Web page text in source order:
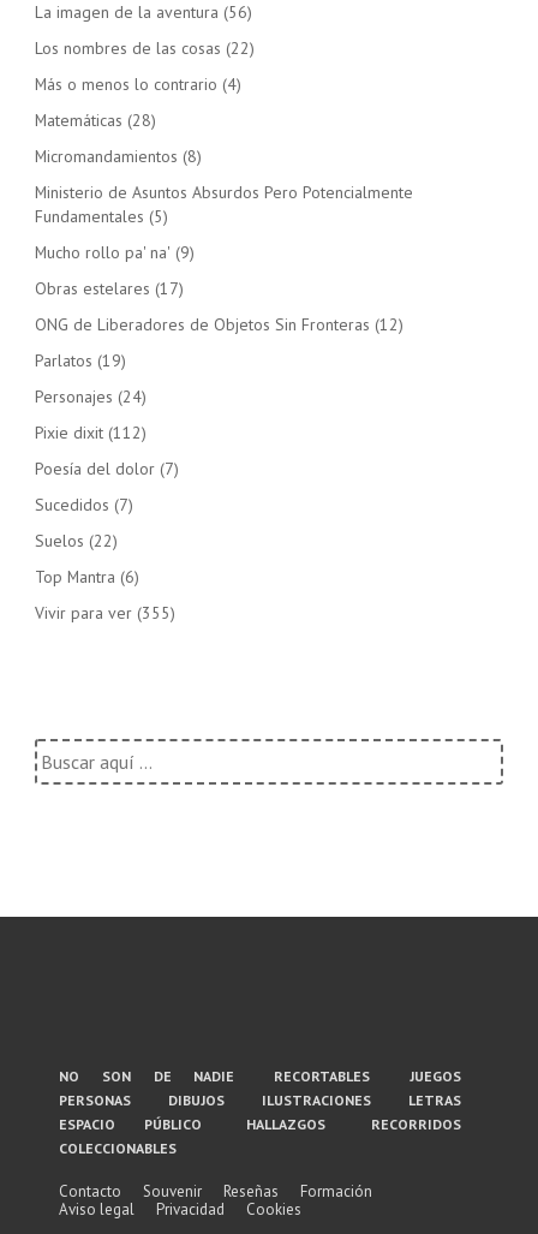
La imagen de la aventura (56)
Los nombres de las cosas (22)
Más o menos lo contrario (4)
Matemáticas (28)
Micromandamientos (8)
Ministerio de Asuntos Absurdos Pero Potencialmente
Fundamentales (5)
Mucho rollo pa' na' (9)
Obras estelares (17)
ONG de Liberadores de Objetos Sin Fronteras (12)
Parlatos (19)
Personajes (24)
Pixie dixit (112)
Poesía del dolor (7)
Sucedidos (7)
Suelos (22)
Top Mantra (6)
Vivir para ver (355)
Buscar
por:
Menú
del
pie
de
no son de nadie recortables
juegos
personas
dibujos ilustraciones
letras
espacio público
hallazgos
recorridos
coleccionables
Contacto Souvenir Reseñas
Formación
Aviso legal
Privacidad Cookies